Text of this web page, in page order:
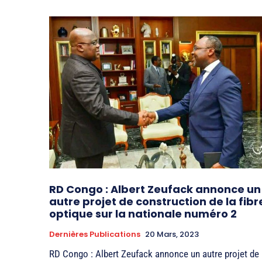
RD Congo : Albert Zeufack annonce un
autre projet de construction de la
optique sur la nationale numéro 2
Dernières Publications 20 Mars, 2023
RD Congo : Albert Zeufack annonce un autre projet de